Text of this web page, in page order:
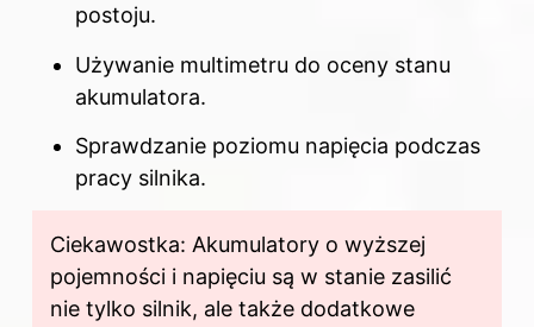
postoju.
Używanie multimetru do oceny stanu
akumulatora.
Sprawdzanie poziomu napięcia podczas
pracy silnika.
Ciekawostka: Akumulatory o wyższej
pojemności i napięciu są w stanie zasilić
nie tylko silnik, ale także dodatkowe